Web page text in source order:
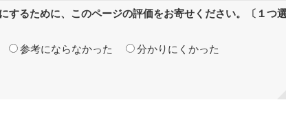
するために、このページの評価をお寄せください。〔１つ
参考にならなかった 分かりにくかった